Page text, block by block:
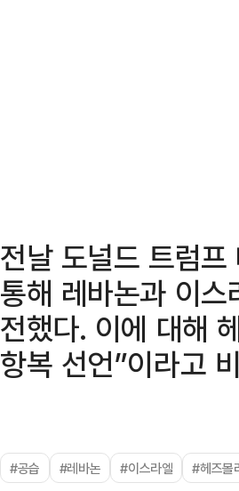
전날 도널드 트럼
통해 레바논과 이
전했다. 이에 대해
항복 선언”이라고
#공습 #레바논 #이스라엘 #헤즈볼